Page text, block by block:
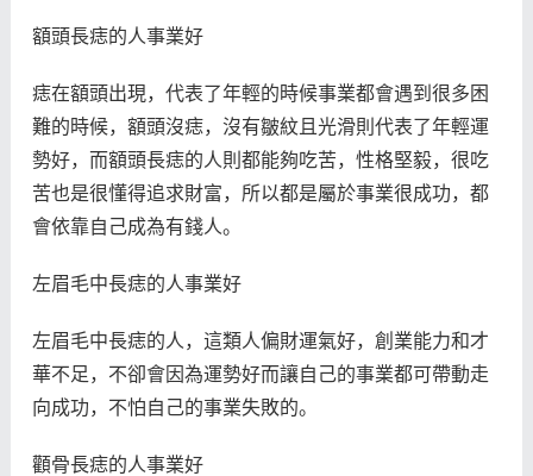
額頭長痣的人事業好
痣在額頭出現，代表了年輕的時候事業都會遇到很多困
難的時候，額頭沒痣，沒有皺紋且光滑則代表了年輕運
勢好，而額頭長痣的人則都能夠吃苦，性格堅毅，很吃
苦也是很懂得追求財富，所以都是屬於事業很成功，都
會依靠自己成為有錢人。
左眉毛中長痣的人事業好
左眉毛中長痣的人，這類人偏財運氣好，創業能力和才
華不足，不卻會因為運勢好而讓自己的事業都可帶動走
向成功，不怕自己的事業失敗的。
顴骨長痣的人事業好